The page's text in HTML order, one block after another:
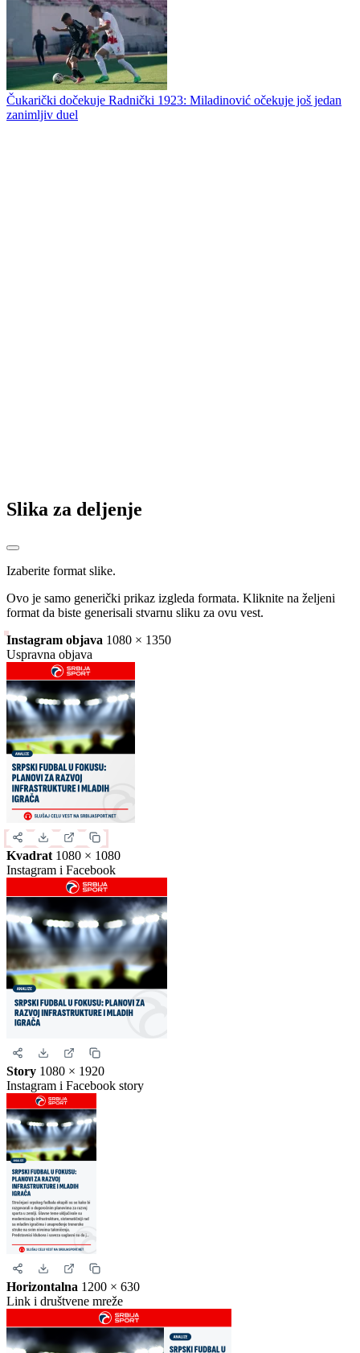
Radnički do prve pobede u Superligi: Abas u nadoknadi srušio
Zemun
Slika za deljenje
Izaberite format slike.
Ovo je samo generički prikaz izgleda formata. Kliknite na željeni
format da biste generisali stvarnu sliku za ovu vest.
Instagram objava1080 × 1350
Uspravna objava
Kvadrat1080 × 1080
Instagram i Facebook